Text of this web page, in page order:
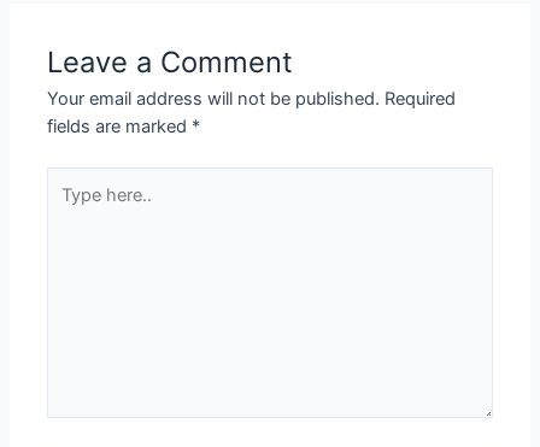
Leave a Comment
Your email address will not be published. Required
fields are marked *
here..